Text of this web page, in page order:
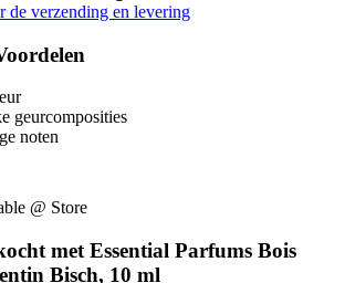
de verzending en levering
geurcomposities
noten
@ Store
met Essential Parfums Bois
Bisch, 10 ml